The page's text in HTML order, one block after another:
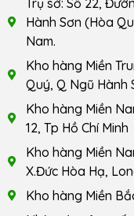
Trụ sở: Số 22,
Hành Sơn (Hòa
Nam.
Kho hàng Miền
Quý, Q Ngũ Hành
Kho hàng Miền
12, Tp Hồ Chí Minh
Kho hàng Miền
X.Đức Hòa Hạ,
Kho hàng Miền